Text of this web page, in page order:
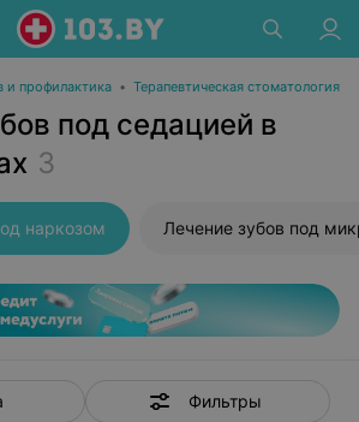
и профилактика • Терапевтическая стоматология
под седацией в
3
наркозом Лечение зубов под
Фильтры